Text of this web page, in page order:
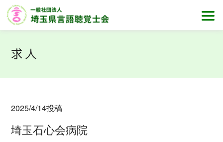
求人
2025/4/14投稿
埼玉石心会病院